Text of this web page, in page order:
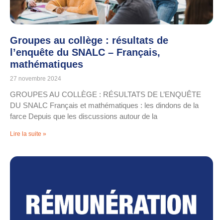
Groupes au collège : résultats de
l’enquête du SNALC – Français,
mathématiques
27 novembre 2024
GROUPES AU COLLÈGE : RÉSULTATS DE L’ENQUÊTE
DU SNALC Français et mathématiques : les dindons de la
farce Depuis que les discussions autour de la
Lire la suite »